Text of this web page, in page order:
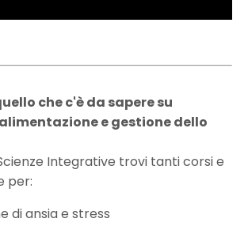
che c'è da sapere su
e gestione dello
Integrative trovi tanti corsi e
per:
di ansia e stress